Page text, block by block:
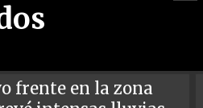
frente en la zona